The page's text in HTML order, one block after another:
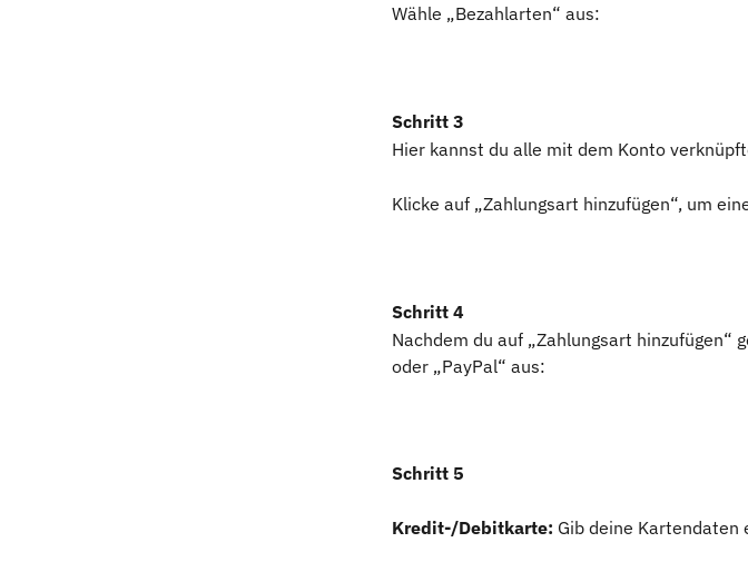
Wähle „Bezahlarten“ aus:
Schritt 3
Hier kannst du alle mit dem Konto
Klicke auf „Zahlungsart hinzufügen“, um
Schritt 4
Nachdem du auf „Zahlungsart
oder „PayPal“ aus:
Schritt 5
Kredit-/Debitkarte: Gib deine Kartendaten